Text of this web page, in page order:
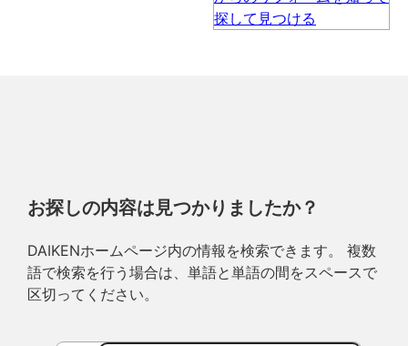
お探しの内容は見つかりましたか？
DAIKENホームページ内の情報を検索できます。 複数
語で検索を行う場合は、単語と単語の間をスペースで
区切ってください。